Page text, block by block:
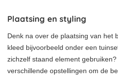
Plaatsing en styling
Denk na over de plaatsing van het
kleed bijvoorbeeld onder een
zichzelf staand element
verschillende opstellingen om de